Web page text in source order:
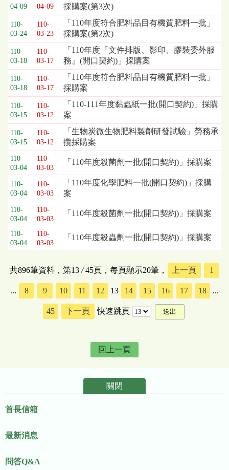
04-09
04-09
採購案(第3次)
110-
03-24
110-
03-23
「110年度符合肥料品目有機質肥料一批」
採購案(第2次)
110-
03-18
110-
03-17
「110年度『文件排版、影印、膠裝委外服
務』(開口契約)」採購案
110-
03-18
110-
03-17
「110年度符合肥料品目有機質肥料一批」
採購案
110-
03-15
110-
03-12
「110-111年度黏蟲紙一批(開口契約)」採購
案
110-
03-15
110-
03-12
「生物炭微生物肥料製劑研發試驗」勞務承
攬採購案
110-
03-04
110-
03-03
「110年度殺菌劑一批(開口契約)」採購案
110-
03-04
110-
03-03
「110年度化學肥料一批(開口契約)」採購
案
110-
03-04
110-
03-03
「110年度殺菌劑一批(開口契約)」採購案
110-
03-04
110-
03-03
「110年度殺蟲劑一批(開口契約)」採購案
共896筆資料，第13/45頁，每頁顯示20筆， 上一頁 1
... 8 9 10 11 12 13 14 15 16 17 18 ...
45 下一頁 快速跳頁
回上一頁
關閉
首長信箱
最新消息
問答Q&A